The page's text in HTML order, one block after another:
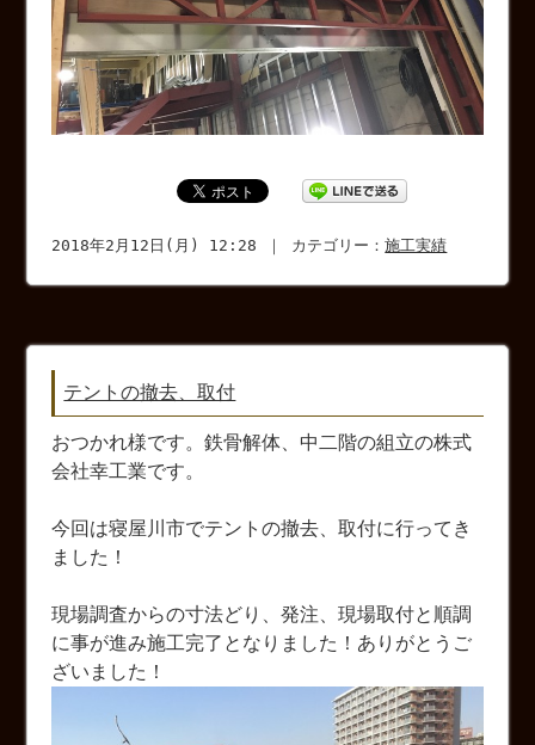
2018年2月12日(月) 12:28 ｜ カテゴリー：施工実績
テントの撤去、取付
おつかれ様です。鉄骨解体、中二階の組立の株式
会社幸工業です。
今回は寝屋川市でテントの撤去、取付に行ってき
ました！
現場調査からの寸法どり、発注、現場取付と順調
に事が進み施工完了となりました！ありがとうご
ざいました！